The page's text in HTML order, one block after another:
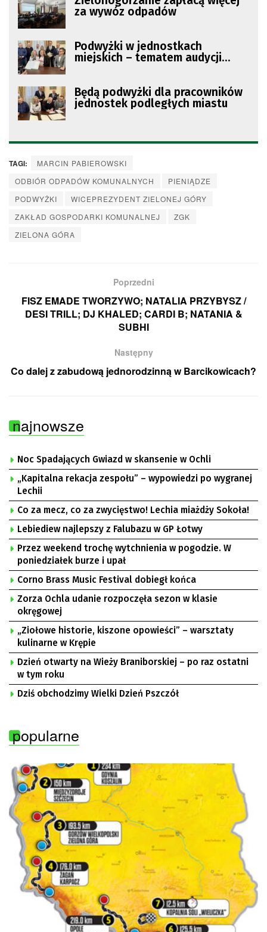
za wywóz odpadów
Podwyżki w jednostkach
miejskich – tematem audycji
Będą podwyżki dla pracowników
jednostek podległych miastu
TAGI:
MARCIN PABIEROWSKI
ODBIÓR ODPADÓW KOMUNALNYCH
PIENIĄDZE
PODWYŻKI
WICEPREZYDENT ZIELONEJ GÓRY
ZAKŁAD GOSPODARKI KOMUNALNEJ
ZGK
ZIELONA GÓRA
Poprzedni
FISZ EMADE TWORZYWO; NATALIA PRZYBYSZ /
DESI TRILL; DJ KHALED; CARDI B; NATANIA &
SUBHI
Następny
Co dalej z zabudową jednorodzinną w Barcikowicach?
najnowsze
Noc Spadających Gwiazd w skansenie w Ochli
„Kapitalna rekacja zespołu” – wypowiedzi po wygranej
Lechii
Co za mecz, co za zwycięstwo! Lechia miażdży Sokoła!
Lebiediew najlepszy z Falubazu w GP Łotwy
Przez weekend trochę wytchnienia w pogodzie. W
poniedziałek burze i upał
Corno Brass Music Festival dobiegł końca
Zorza Ochla udanie rozpoczęła sezon w klasie
okręgowej
„Ziołowe historie, kiszone opowieści” – warsztaty
kulinarne w Krępie
Dzień otwarty na Wieży Braniborskiej – po raz ostatni
w tym roku
Dziś obchodzimy Wielki Dzień Pszczół
popularne